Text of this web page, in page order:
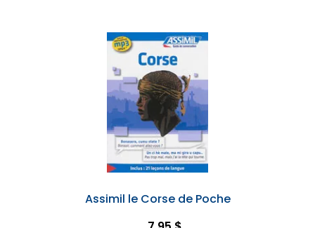
Assimil le Corse de Poche